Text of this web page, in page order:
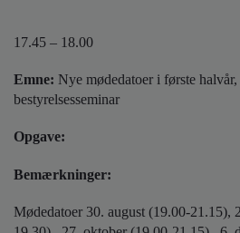
17.45 – 18.00
Emne: Nye mødedatoer i første
bestyrelsesseminar
Opgave:
Bemærkninger:
Mødedatoer 30. august (19.00-21.15),